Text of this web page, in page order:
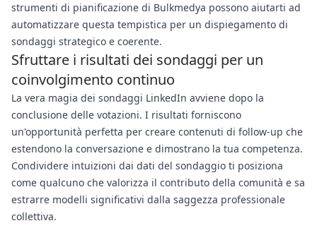
strumenti di pianificazione di Bulkmedya possono aiutarti ad
automatizzare questa tempistica per un dispiegamento di
sondaggi strategico e coerente.
Sfruttare i risultati dei sondaggi per un
coinvolgimento continuo
La vera magia dei sondaggi LinkedIn avviene dopo la
conclusione delle votazioni. I risultati forniscono
un'opportunità perfetta per creare contenuti di follow-up che
estendono la conversazione e dimostrano la tua competenza.
Condividere intuizioni dai dati del sondaggio ti posiziona
come qualcuno che valorizza il contributo della comunità e sa
estrarre modelli significativi dalla saggezza professionale
collettiva.